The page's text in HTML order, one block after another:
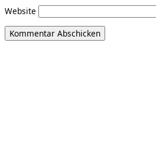
Website